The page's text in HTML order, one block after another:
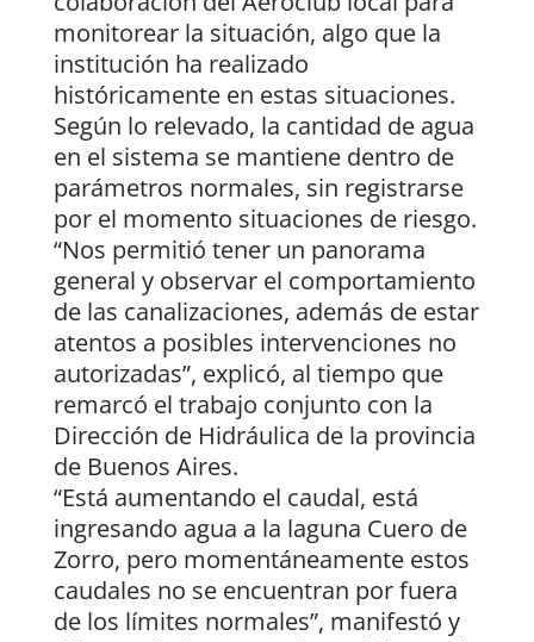
monitorear la situación, algo que la
institución ha realizado
históricamente en estas situaciones.
Según lo relevado, la cantidad de agua
en el sistema se mantiene dentro de
parámetros normales, sin registrarse
por el momento situaciones de riesgo.
“Nos permitió tener un panorama
general y observar el comportamiento
de las canalizaciones, además de estar
atentos a posibles intervenciones no
autorizadas”, explicó, al tiempo que
remarcó el trabajo conjunto con la
Dirección de Hidráulica de la provincia
de Buenos Aires.
“Está aumentando el caudal, está
ingresando agua a la laguna Cuero de
Zorro, pero momentáneamente estos
caudales no se encuentran por fuera
de los límites normales”, manifestó y